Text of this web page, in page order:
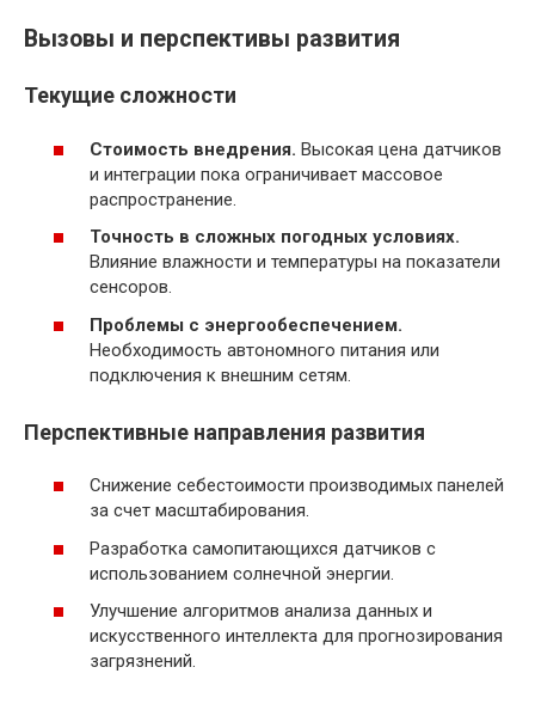
Вызовы и перспективы развития
Текущие сложности
Стоимость внедрения. Высокая цена датчиков
и интеграции пока ограничивает массовое
распространение.
Точность в сложных погодных условиях.
Влияние влажности и температуры на показатели
сенсоров.
Проблемы с энергообеспечением.
Необходимость автономного питания или
подключения к внешним сетям.
Перспективные направления развития
Снижение себестоимости производимых панелей
за счет масштабирования.
Разработка самопитающихся датчиков с
использованием солнечной энергии.
Улучшение алгоритмов анализа данных и
искусственного интеллекта для прогнозирования
загрязнений.